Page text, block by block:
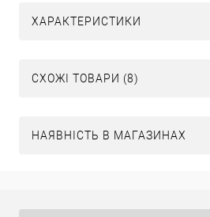
ХАРАКТЕРИСТИКИ
СХОЖІ ТОВАРИ (8)
НАЯВНІСТЬ В МАГАЗИНАХ